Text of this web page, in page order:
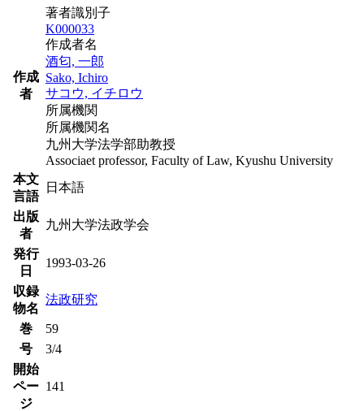
作成
者
著者識別子
K000033
作成者名
酒匂, 一郎
Sako, Ichiro
サコウ, イチロウ
所属機関
所属機関名
九州大学法学部助教授
Associaet professor, Faculty of Law, Kyushu University
本文
言語
日本語
出版
者
九州大学法政学会
発行
日
1993-03-26
収録
物名
法政研究
巻
59
号
3/4
開始
ペー
ジ
141